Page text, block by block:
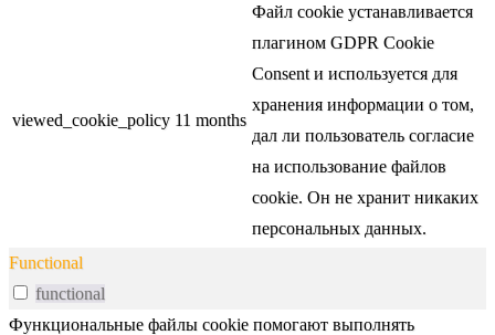
viewed_cookie_policy 11 months
Файл cookie устанавливается
плагином GDPR Cookie
Consent и используется для
хранения информации о том,
дал ли пользователь согласие
на использование файлов
cookie. Он не хранит никаких
персональных данных.
Functional
functional
Функциональные файлы cookie помогают выполнять